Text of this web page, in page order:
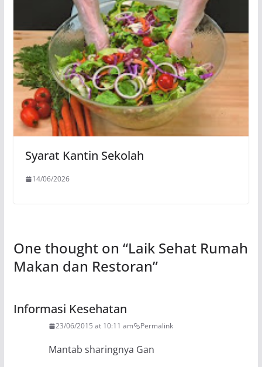
Syarat Kantin Sekolah
14/06/2026
One thought on “Laik Sehat Rumah
Makan dan Restoran”
Informasi Kesehatan
23/06/2015 at 10:11 am Permalink
Mantab sharingnya Gan